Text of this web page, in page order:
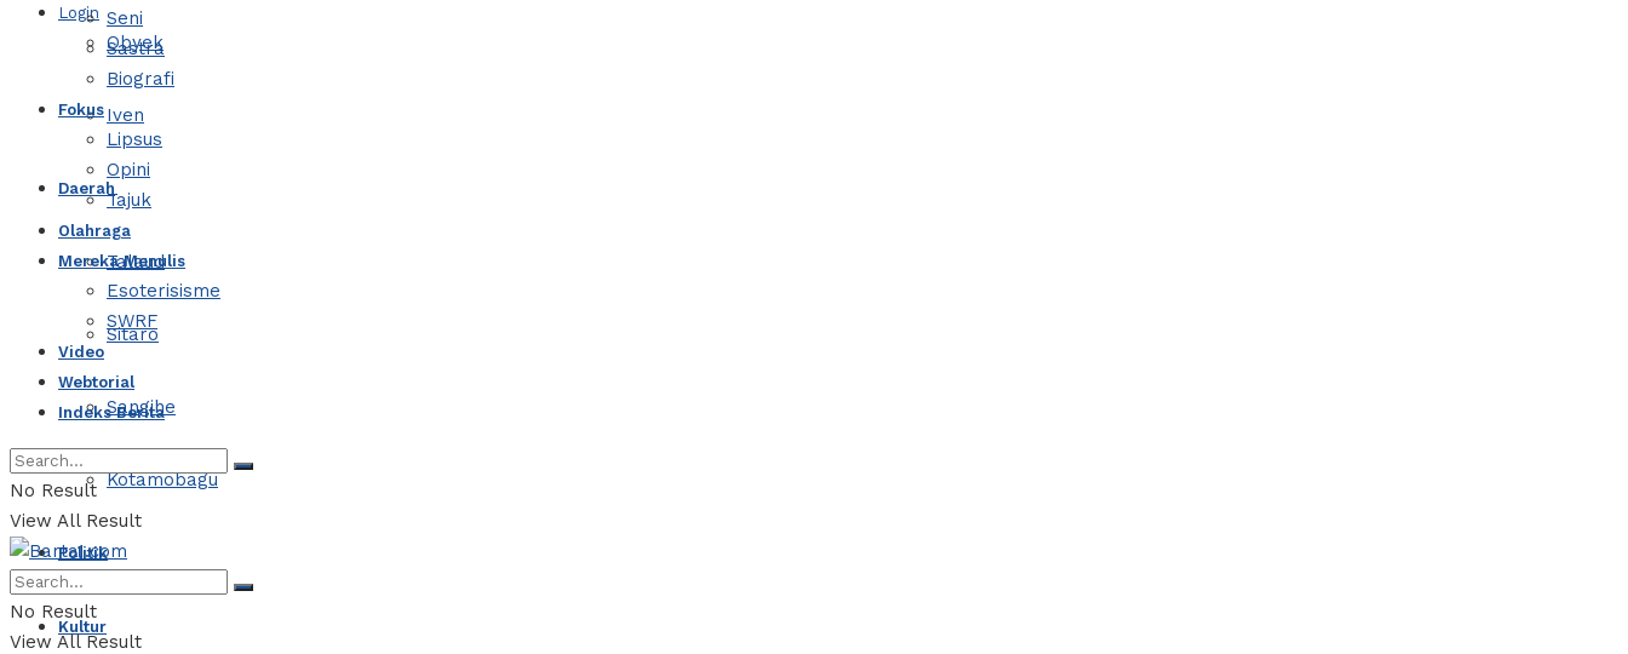
Login
Obyek
Iven
Daerah
Talaud
Sitaro
Sangihe
Kotamobagu
Politik
Kultur
Seni
Sastra
Biografi
Fokus
Lipsus
Opini
Tajuk
Olahraga
Mereka Menulis
Esoterisisme
SWRF
Video
Webtorial
Indeks Berita
No Result
View All Result
No Result
View All Result